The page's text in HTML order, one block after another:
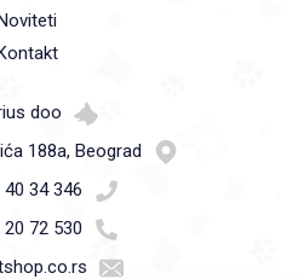
doo
188a, Beograd
34 346
72 530